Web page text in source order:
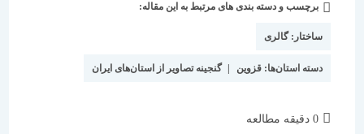
شده
برچسب و دسته بندی های مرتبط به این مقاله:
ساختار:گالری
دسته استان‌ها:قزوین | گنجینه تصاویر از استان‌های ایران